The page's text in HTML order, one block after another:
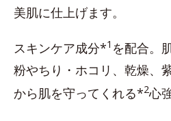
美肌に仕上げます。
スキンケア成分*1 を配合。
粉やちり・ホコリ、乾燥、
から肌を守ってくれる*2心